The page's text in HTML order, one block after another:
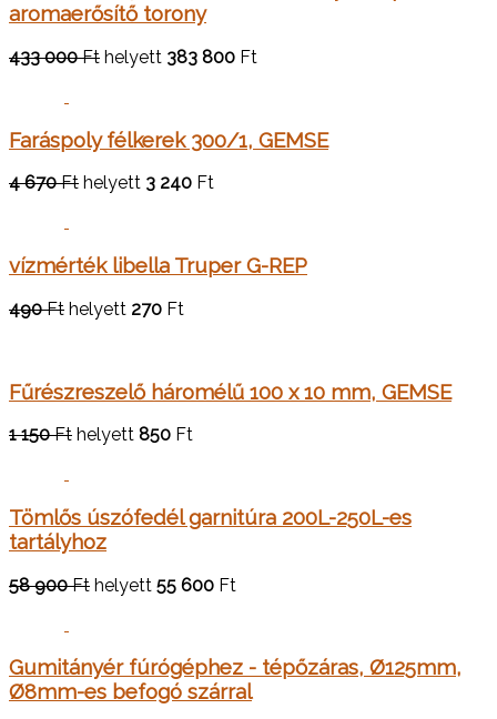
aromaerősítő torony
433 000 Ft helyett 383 800 Ft
Faráspoly félkerek 300/1, GEMSE
4 670 Ft helyett 3 240 Ft
vízmérték libella Truper G-REP
490 Ft helyett 270 Ft
Fűrészreszelő háromélű 100 x 10 mm, GEMSE
1 150 Ft helyett 850 Ft
Tömlős úszófedél garnitúra 200L-250L-es
tartályhoz
58 900 Ft helyett 55 600 Ft
Gumitányér fúrógéphez - tépőzáras, Ø125mm,
Ø8mm-es befogó szárral